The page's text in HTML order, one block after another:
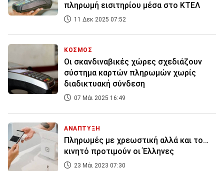
πληρωμή εισιτηρίου μέσα στο ΚΤΕΛ
11 Δεκ 2025 07:52
ΚΟΣΜΟΣ
Οι σκανδιναβικές χώρες σχεδιάζουν
σύστημα καρτών πληρωμών χωρίς
διαδικτυακή σύνδεση
07 Μάι 2025 16:49
ΑΝΑΠΤΥΞΗ
Πληρωμές με χρεωστική αλλά και το…
κινητό προτιμούν οι Έλληνες
23 Μάι 2023 07:30